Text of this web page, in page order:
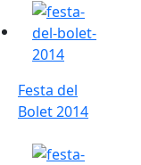
Festa del Bolet
Festa del
Bolet 2014
Festa del Bolet